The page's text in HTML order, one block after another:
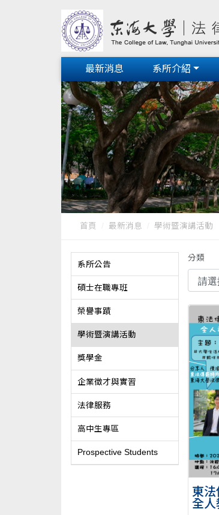
最新消息 系所介紹
首頁 最新消息 學術暨演講活動
系所公告
碩士在職專班
榮譽事蹟
學術暨演講活動
獎學金
企業徵才與實習
法律服務
高中生專區
Prospective Students
分類
東
全人